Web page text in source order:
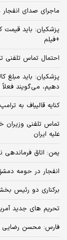
ماجرای صدای
پزشکیان: باید قیمت
+فیلم
احتمال تماس تلفنی
پزشکیان: باید مبلغ
دهیم، می‌گویند
کنایه قالیباف به
تماس تلفنی وزیران
علیه ایران
یمن: اتاق
انفجار در حومه
برکناری دو رئیس
تحریم های جدید
فارس: محسن رضایی